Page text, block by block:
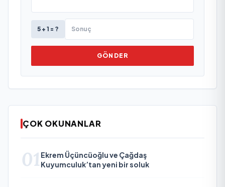
5 + 1 = ?
GÖNDER
ÇOK OKUNANLAR
01 Ekrem Üçüncüoğlu ve Çağdaş
Kuyumculuk’tan yeni bir soluk